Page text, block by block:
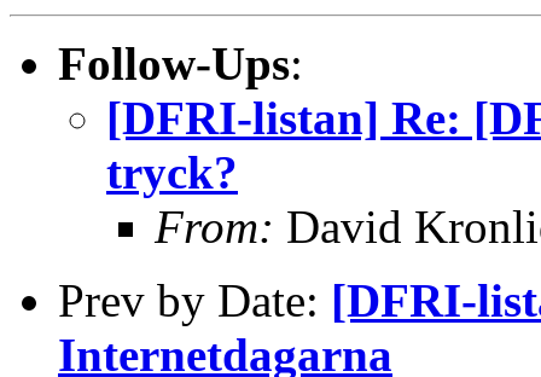
Follow-Ups:
[DFRI-listan] Re:
tryck?
From: David
Prev by Date: [DFRI-
Internetdagarna